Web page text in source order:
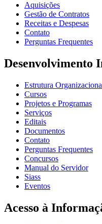
Aquisições
Gestão de Contratos
Receitas e Despesas
Contato
Perguntas Frequentes
Desenvolvimento
Estrutura
Cursos
Projetos e Programas
Serviços
Editais
Documentos
Contato
Perguntas Frequentes
Concursos
Manual do Servidor
Siass
Eventos
Acesso à